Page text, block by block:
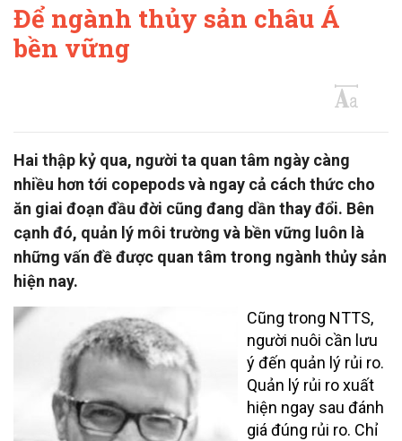
Để ngành thủy sản châu Á
bền vững
Hai thập kỷ qua, người ta quan tâm ngày càng
nhiều hơn tới copepods và ngay cả cách thức cho
ăn giai đoạn đầu đời cũng đang dần thay đổi. Bên
cạnh đó, quản lý môi trường và bền vững luôn là
những vấn đề được quan tâm trong ngành thủy sản
hiện nay.
Cũng trong NTTS,
người nuôi cần lưu
ý đến quản lý rủi ro.
Quản lý rủi ro xuất
hiện ngay sau đánh
giá đúng rủi ro. Chỉ